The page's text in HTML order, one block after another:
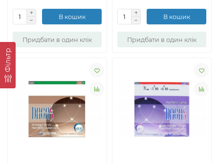
В кошик
Придбати в один клік
В кошик
Придбати в один клік
Фільтр